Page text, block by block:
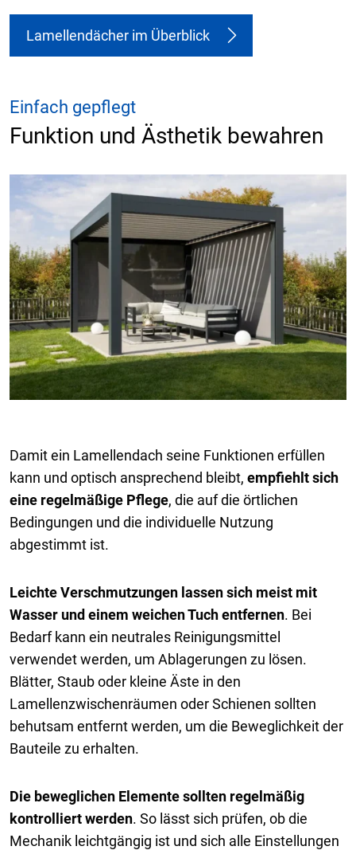
Lamellendächer im Überblick
Einfach gepflegt
Funktion und Ästhetik bewahren
Damit ein Lamellendach seine Funktionen erfüllen
kann und optisch ansprechend bleibt, empfiehlt sich
eine regelmäßige Pflege, die auf die örtlichen
Bedingungen und die individuelle Nutzung
abgestimmt ist.
Leichte Verschmutzungen lassen sich meist mit
Wasser und einem weichen Tuch entfernen. Bei
Bedarf kann ein neutrales Reinigungsmittel
verwendet werden, um Ablagerungen zu lösen.
Blätter, Staub oder kleine Äste in den
Lamellenzwischenräumen oder Schienen sollten
behutsam entfernt werden, um die Beweglichkeit der
Bauteile zu erhalten.
Die beweglichen Elemente sollten regelmäßig
kontrolliert werden. So lässt sich prüfen, ob die
Mechanik leichtgängig ist und sich alle Einstellungen